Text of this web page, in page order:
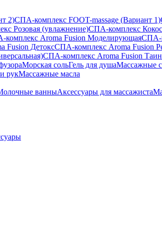
2)СПА-комплекс FOOT-massage (Вариант 1)
Розовая (увлажнение)СПА-комплекс
комплекс Aroma Fusion МоделирующаяСПА-
Fusion ДетоксСПА-комплекс Aroma Fusion
СПА-комплекс Aroma Fusion
Морская сольГель для душаМассажные
рукМассажные масла
ванныАксессуары для массажиста